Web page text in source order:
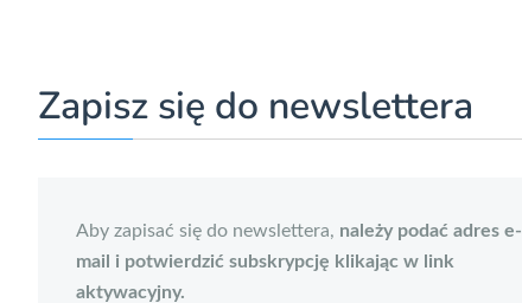
Zapisz się do newslettera
Aby zapisać się do newslettera, należy podać adres e-
mail i potwierdzić subskrypcję klikając w link
aktywacyjny.